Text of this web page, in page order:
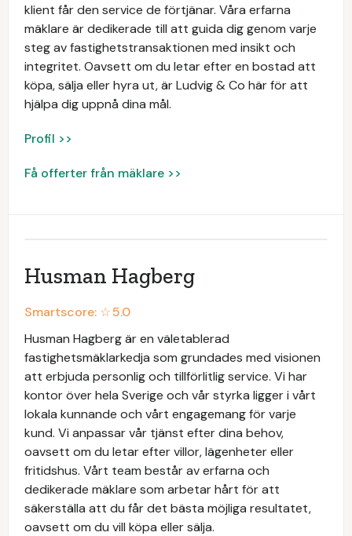
klient får den service de förtjänar. Våra erfarna
mäklare är dedikerade till att guida dig genom varje
steg av fastighetstransaktionen med insikt och
integritet. Oavsett om du letar efter en bostad att
köpa, sälja eller hyra ut, är Ludvig & Co här för att
hjälpa dig uppnå dina mål.
Profil >>
Få offerter från mäklare >>
Husman Hagberg
Smartscore: ☆5.0
Husman Hagberg är en väletablerad
fastighetsmäklarkedja som grundades med visionen
att erbjuda personlig och tillförlitlig service. Vi har
kontor över hela Sverige och vår styrka ligger i vårt
lokala kunnande och vårt engagemang för varje
kund. Vi anpassar vår tjänst efter dina behov,
oavsett om du letar efter villor, lägenheter eller
fritidshus. Vårt team består av erfarna och
dedikerade mäklare som arbetar hårt för att
säkerställa att du får det bästa möjliga resultatet,
oavsett om du vill köpa eller sälja.